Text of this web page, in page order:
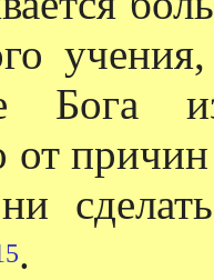
Бога
от
.